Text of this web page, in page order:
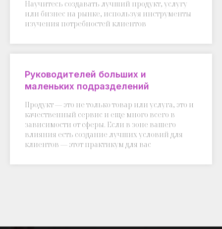
Научитесь создавать лучший продукт, услугу
или бизнес на рынке, используя инструменты
изучения потребностей клиентов
Руководителей больших и
маленьких подразделений
Продукт — это не только товар или услуга, это и
качественный сервис и еще много всего в
зависимости от сферы. Если в зоне вашего
влияния есть создание лучших условий для
клиентов — этот практикум для вас